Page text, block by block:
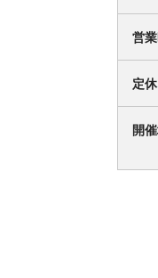
営
定
開